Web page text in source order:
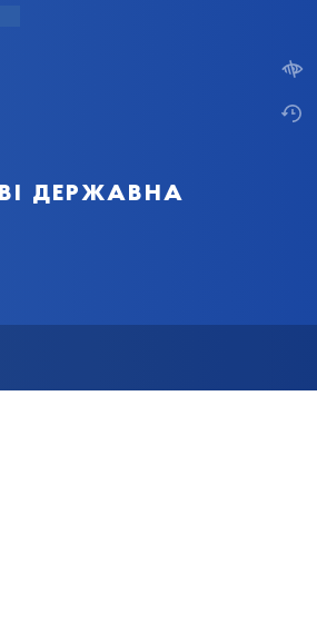
державна